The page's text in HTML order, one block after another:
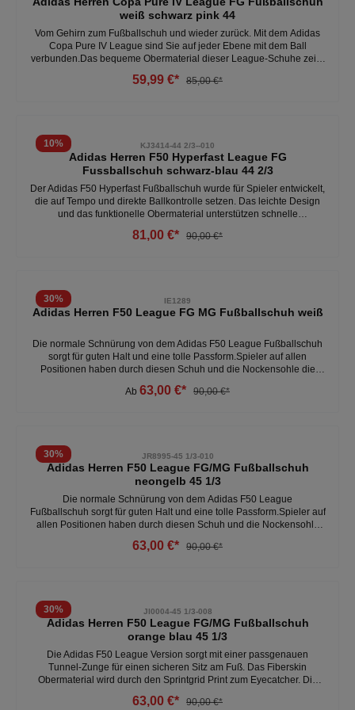
weiß schwarz pink 44
Vom Gehirn zum Fußballschuh und wieder zurück. Mit dem Adidas
Copa Pure IV League sind Sie auf jeder Ebene mit dem Ball
verbunden.Das bequeme Obermaterial dieser League-Schuhe zeigt
so edel fühlen wie Ihr Fußball.Der Vorderfuß aus Rindsleder sorgt für
für festen Boden- enthält mindestens 20 % Recyclingmaterial-
normale PassformWeitere Herren Fußballschuhe unter:Herren -
Schuhe - Fussball
59,99 €* 85,00 €*
10% KJ3414-44 2/3--010
Adidas Herren F50 Hyperfast League FG
Fussballschuh schwarz-blau 44 2/3
Der Adidas F50 Hyperfast Fußballschuh wurde für Spieler entwickelt,
die auf Tempo und direkte Ballkontrolle setzen. Das leichte Design
und das funktionelle Obermaterial unterstützen schnelle
schwarze Farbgebung sorgt für einen modernen, sportlichen Look.
Konstruktion unterstützt einen sicheren Sitz FG-Außensohle für
zuverlässige Traktion auf trockenen Naturrasenplätzen Klassische
Schnürung für eine individuelle Passform Schwarzes Design mit
81,00 €* 90,00 €*
30% IE1289
Adidas Herren F50 League FG MG Fußballschuh weiß
Die normale Schnürung von dem Adidas F50 League Fußballschuh
sorgt für guten Halt und eine tolle Passform.Spieler auf allen
Positionen haben durch diesen Schuh und die Nockensohle die
Naturrasenschuh, dich bei deiner einzigartigen Art, zu spielen
Farbe: weiß, pink, gelbWeitere Herren Fußballschuhe unter: Herren-
Schuhe- Fussball
Ab 63,00 €* 90,00 €*
30% JR8995-45 1/3-010
Adidas Herren F50 League FG/MG Fußballschuh
neongelb 45 1/3
Die normale Schnürung von dem Adidas F50 League
Fußballschuh sorgt für guten Halt und eine tolle Passform.Spieler auf
allen Positionen haben durch diesen Schuh und die Nockensohle
Naturrasenschuh, dich bei deiner einzigartigen Art, zu spielen
Herren Fußballschuhe unter:Herren- Schuhe- Fussball
63,00 €* 90,00 €*
30% JI0004-45 1/3-008
Adidas Herren F50 League FG/MG Fußballschuh
orange blau 45 1/3
Die Adidas F50 League Version sorgt mit einer passgenauen
Tunnel-Zunge für einen sicheren Sitz am Fuß. Das Fiberskin
Obermaterial wird durch den Sprintgrid Print zum Eyecatcher. Die
Traktion auf verschiedenen Oberflächen. - reguläre Passform - für
63,00 €* 90,00 €*